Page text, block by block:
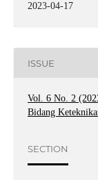
2023-04-17
ISSUE
Vol. 6 No. 2
Bidang
SECTION